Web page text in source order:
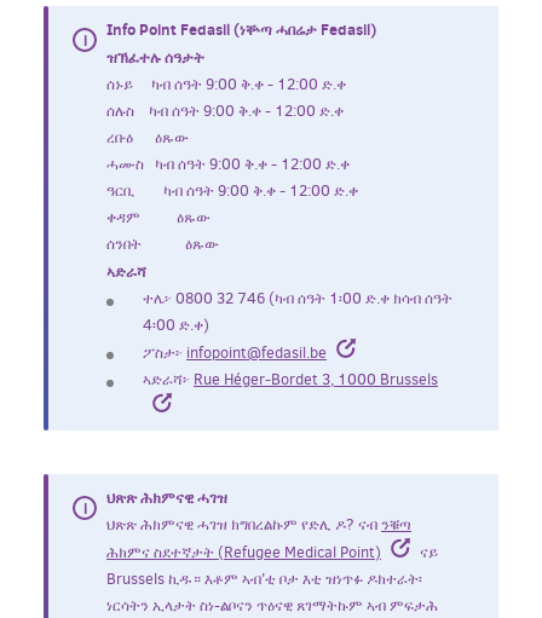
Info Point Fedasil (ነቝጣ ሓበሬታ Fedasil)
ዝኽፈተሉ ሰዓታት
ሰኑይ ካብ ሰዓት 9:00 ቅ.ቀ - 12:00 ድ.ቀ
ሰሉስ ካብ ሰዓት 9:00 ቅ.ቀ - 12:00 ድ.ቀ
ረቡዕ ዕጹው
ሓሙስ ካብ ሰዓት 9:00 ቅ.ቀ - 12:00 ድ.ቀ
ዓርቢ ካብ ሰዓት 9:00 ቅ.ቀ - 12:00 ድ.ቀ
ቀዳም ዕጹው
ሰንበት ዕጹው
ኣድራሻ
ተሌ፦ 0800 32 746 (ካብ ሰዓት 1፡00 ድ.ቀ ክሳብ ሰዓት
4፡00 ድ.ቀ)
ፖስታ፦ infopoint@fedasil.be
ኣድራሻ፦ Rue Héger-Bordet 3, 1000 Brussels
ህጽጽ ሕክምናዊ ሓገዝ
ህጽጽ ሕክምናዊ ሓገዝ ክግበረልኩም የድሊ ዶ? ናብንቑጣ
ሕክምና ስደተኛታት (Refugee Medical Point)
ናይ
Brussels ኪዱ። እቶም ኣብ'ቲ ቦታ እቲ ዝነጥፉ ዶክተራት፡
ነርሳትን ኢላታት ስነ-ልቦናን ጥዕናዊ ጸገማትኩም ኣብ ምፍታሕ